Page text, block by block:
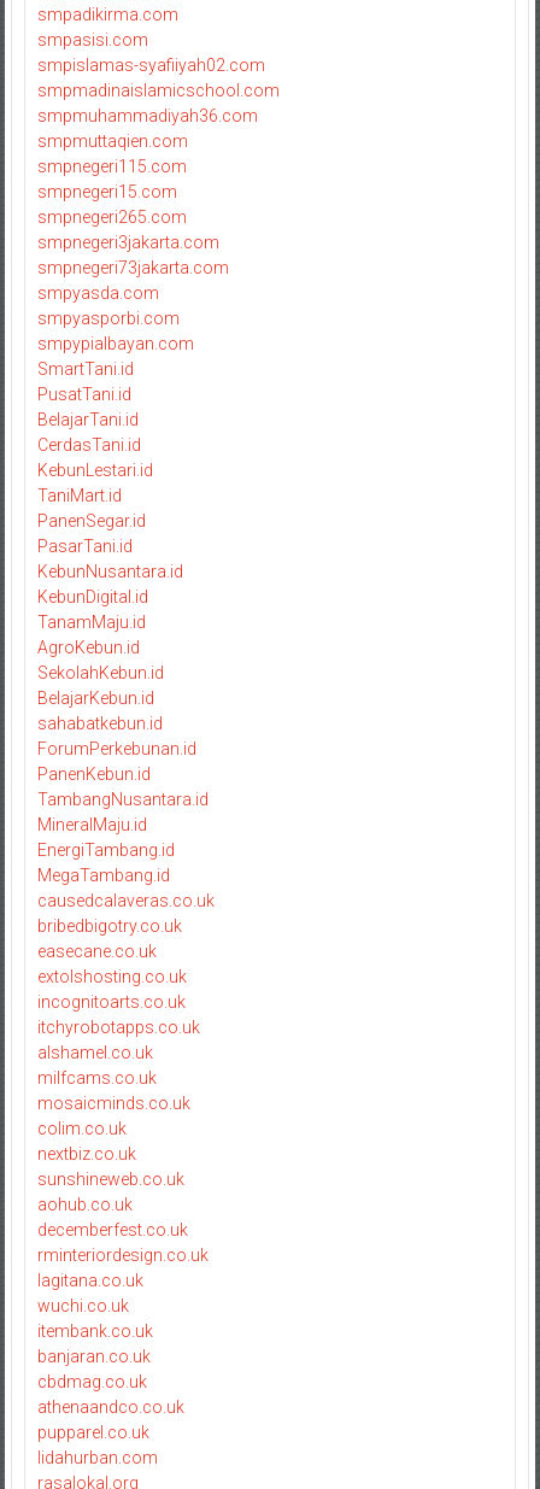
smpadikirma.com
smpasisi.com
smpislamas-syafiiyah02.com
smpmadinaislamicschool.com
smpmuhammadiyah36.com
smpmuttaqien.com
smpnegeri115.com
smpnegeri15.com
smpnegeri265.com
smpnegeri3jakarta.com
smpnegeri73jakarta.com
smpyasda.com
smpyasporbi.com
smpypialbayan.com
SmartTani.id
PusatTani.id
BelajarTani.id
CerdasTani.id
KebunLestari.id
TaniMart.id
PanenSegar.id
PasarTani.id
KebunNusantara.id
KebunDigital.id
TanamMaju.id
AgroKebun.id
SekolahKebun.id
BelajarKebun.id
sahabatkebun.id
ForumPerkebunan.id
PanenKebun.id
TambangNusantara.id
MineralMaju.id
EnergiTambang.id
MegaTambang.id
causedcalaveras.co.uk
bribedbigotry.co.uk
easecane.co.uk
extolshosting.co.uk
incognitoarts.co.uk
itchyrobotapps.co.uk
alshamel.co.uk
milfcams.co.uk
mosaicminds.co.uk
colim.co.uk
nextbiz.co.uk
sunshineweb.co.uk
aohub.co.uk
decemberfest.co.uk
rminteriordesign.co.uk
lagitana.co.uk
wuchi.co.uk
itembank.co.uk
banjaran.co.uk
cbdmag.co.uk
athenaandco.co.uk
pupparel.co.uk
lidahurban.com
rasalokal.org